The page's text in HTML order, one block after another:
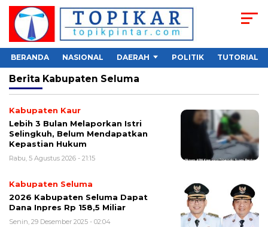
BERANDA NASIONAL DAERAH POLITIK TUTORIAL
Berita Kabupaten Seluma
Kabupaten Kaur
Lebih 3 Bulan Melaporkan Istri
Selingkuh, Belum Mendapatkan
Kepastian Hukum
Rabu, 5 Agustus 2026 - 21:15
Kabupaten Seluma
2026 Kabupaten Seluma Dapat
Dana Inpres Rp 158,5 Miliar
Senin, 29 Desember 2025 - 02:04